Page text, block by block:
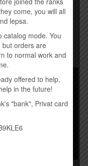
190,00грн.
come, you will all
lepsa.
catalog mode. You
but orders are
to normal work and
offered to help,
in the future!
"bank", Privat card